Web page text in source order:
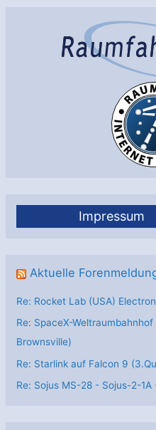
Impressum
Aktuelle
Re: Rocket Lab (USA)
Re: SpaceX-
Brownsville)
Re: Starlink auf Falcon 9
Re: Sojus MS-28 - Sojus-2-1А